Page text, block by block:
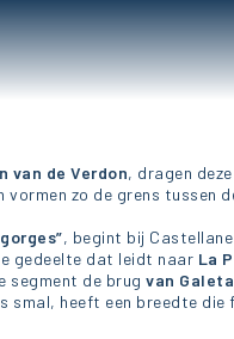
van de Verdon, dragen
vormen zo de grens tussen
, begint bij
gedeelte dat leidt naar La
segment de brugvan
smal, heeft een breedte